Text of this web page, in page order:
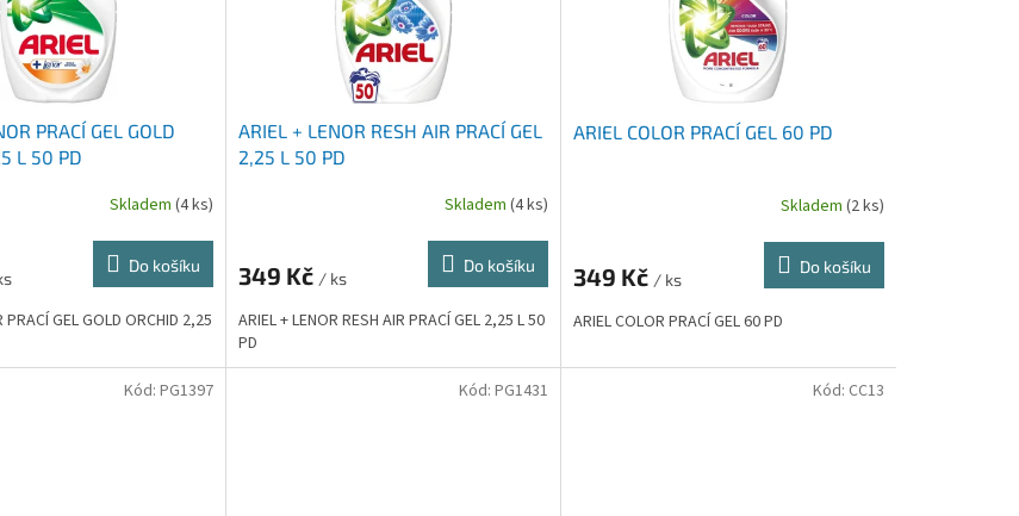
PRACÍ GEL GOLD
L 50 PD
Skladem (4 ks)
Do košíku
PRACÍ GEL GOLD ORCHID 2,25
ARIEL + LENOR RESH AIR PRACÍ GEL
2,25 L 50 PD
Skladem (4 ks)
349 Kč / ks
Do košíku
ARIEL + LENOR RESH AIR PRACÍ GEL 2,25 L 50
PD
ARIEL COLOR PRACÍ GEL 60 PD
Skladem (2 ks)
349 Kč / ks
Do košíku
ARIEL COLOR PRACÍ GEL 60 PD
Kód: PG1397 Kód: PG1431 Kód: CC13